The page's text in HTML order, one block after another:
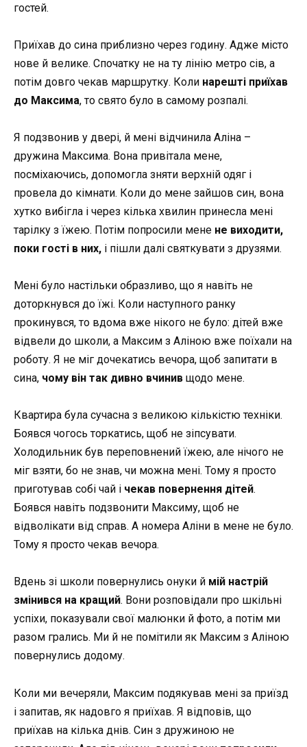
гостей.
Приїхав до сина приблизно через годину. Адже місто
нове й велике. Спочатку не на ту лінію метро сів, а
потім довго чекав маршрутку. Коли нарешті приїхав
до Максима, то свято було в самому розпалі.
Я подзвонив у двері, й мені відчинила Аліна –
дружина Максима. Вона привітала мене,
посміхаючись, допомогла зняти верхній одяг і
провела до кімнати. Коли до мене зайшов син, вона
хутко вибігла і через кілька хвилин принесла мені
тарілку з їжею. Потім попросили мене не виходити,
поки гості в них, і пішли далі святкувати з друзями.
Мені було настільки образливо, що я навіть не
доторкнувся до їжі. Коли наступного ранку
прокинувся, то вдома вже нікого не було: дітей вже
відвели до школи, а Максим з Аліною вже поїхали на
роботу. Я не міг дочекатись вечора, щоб запитати в
сина, чому він так дивно вчинив щодо мене.
Квартира була сучасна з великою кількістю техніки.
Боявся чогось торкатись, щоб не зіпсувати.
Холодильник був переповнений їжею, але нічого не
міг взяти, бо не знав, чи можна мені. Тому я просто
приготував собі чай і чекав повернення дітей.
Боявся навіть подзвонити Максиму, щоб не
відволікати від справ. А номера Аліни в мене не було.
Тому я просто чекав вечора.
Вдень зі школи повернулись онуки й мій настрій
змінився на кращий. Вони розповідали про шкільні
успіхи, показували свої малюнки й фото, а потім ми
разом грались. Ми й не помітили як Максим з Аліною
повернулись додому.
Коли ми вечеряли, Максим подякував мені за приїзд
і запитав, як надовго я приїхав. Я відповів, що
приїхав на кілька днів. Син з дружиною не